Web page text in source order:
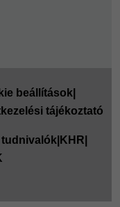
beállítások
tájékoztató
KHR